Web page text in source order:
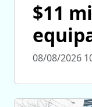
$11
08/08/2026